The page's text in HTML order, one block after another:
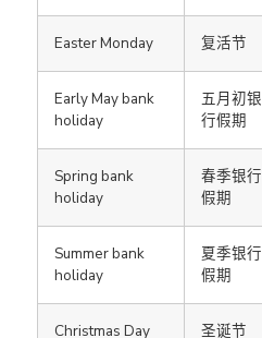
Easter Monday 复活节
Early May bank
holiday
五月初银
行假期
Spring bank
holiday
春季银行
假期
Summer bank
holiday
夏季银行
假期
Christmas Day 圣诞节